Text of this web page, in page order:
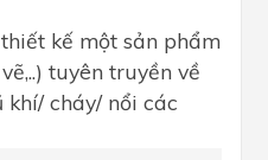
kế một sản phẩm
tuyên truyền về
cháy/ nổi các